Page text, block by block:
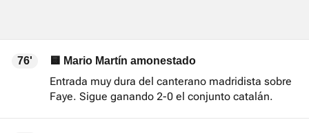
76' 🟨 Mario Martín amonestado
Entrada muy dura del canterano madridista sobre
Faye. Sigue ganando 2-0 el conjunto catalán.